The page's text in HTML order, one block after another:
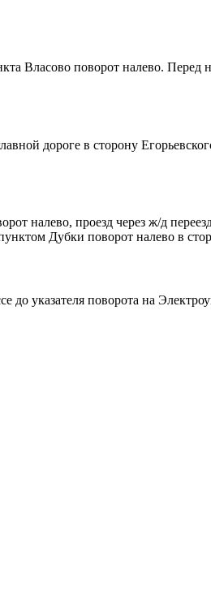
Власово поворот налево.
дороге в сторону
налево, проезд через ж/д
Дубки поворот налево в
указателя поворота на